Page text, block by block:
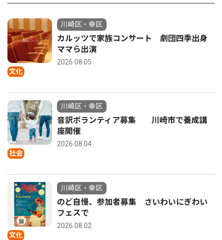
文化
川崎区・幸区
カルッツで家族コンサート 劇団四季出身
ママら出演
2026.08.05
社会
川崎区・幸区
音訳ボランティア募集 川崎市で養成講
座開催
2026.08.04
文化
川崎区・幸区
のど自慢、参加者募集 さいわいにぎわい
フェスで
2026.08.02